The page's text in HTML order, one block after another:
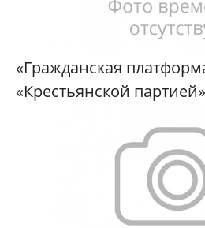
«Гражданская
«Крестьянской